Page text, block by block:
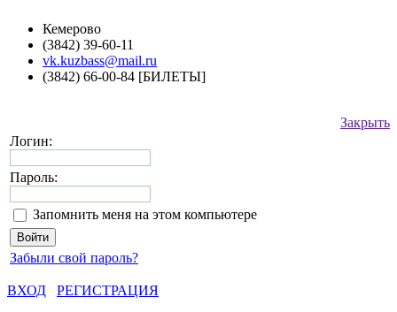
Кемерово
(3842) 39-60-11
vk.kuzbass@mail.ru
(3842) 66-00-84 [БИЛЕТЫ]
Закрыть
Логин:
Пароль:
Запомнить меня на этом компьютере
Забыли свой пароль?
ВХОД
РЕГИСТРАЦИЯ